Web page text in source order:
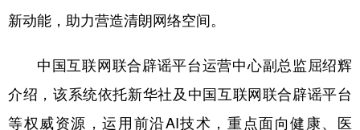
新动能，助力营造清朗网络空间。
中国互联网联合辟谣平台运营中心副总监屈绍辉
介绍，该系统依托新华社及中国互联网联合辟谣平台
等权威资源，运用前沿AI技术，重点面向健康、医